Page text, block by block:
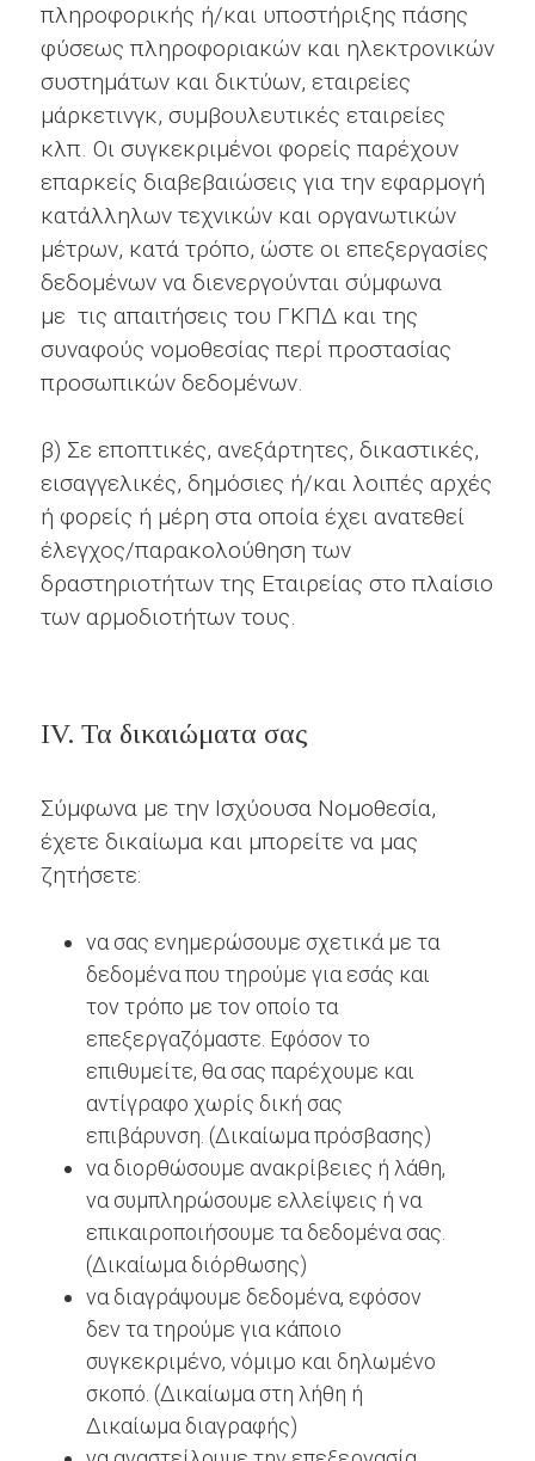
πληροφορικής ή/και υποστήριξης πάσης
φύσεως πληροφοριακών και ηλεκτρονικών
συστημάτων και δικτύων, εταιρείες
μάρκετινγκ, συμβουλευτικές εταιρείες
κλπ. Οι συγκεκριμένοι φορείς παρέχουν
επαρκείς διαβεβαιώσεις για την εφαρμογή
κατάλληλων τεχνικών και οργανωτικών
μέτρων, κατά τρόπο, ώστε οι επεξεργασίες
δεδομένων να διενεργούνται σύμφωνα
με τις απαιτήσεις του ΓΚΠΔ και της
συναφούς νομοθεσίας περί προστασίας
προσωπικών δεδομένων.
β) Σε εποπτικές, ανεξάρτητες, δικαστικές,
εισαγγελικές, δημόσιες ή/και λοιπές αρχές
ή φορείς ή μέρη στα οποία έχει ανατεθεί
έλεγχος/παρακολούθηση των
δραστηριοτήτων της Εταιρείας στο πλαίσιο
των αρμοδιοτήτων τους.
ΙV. Τα δικαιώματα σας
Σύμφωνα με την Ισχύουσα Νομοθεσία,
έχετε δικαίωμα και μπορείτε να μας
ζητήσετε:
να σας ενημερώσουμε σχετικά με τα
δεδομένα που τηρούμε για εσάς και
τον τρόπο με τον οποίο τα
επεξεργαζόμαστε. Εφόσον το
επιθυμείτε, θα σας παρέχουμε και
αντίγραφο χωρίς δική σας
επιβάρυνση. (Δικαίωμα πρόσβασης)
να διορθώσουμε ανακρίβειες ή λάθη,
να συμπληρώσουμε ελλείψεις ή να
επικαιροποιήσουμε τα δεδομένα σας.
(Δικαίωμα διόρθωσης)
να διαγράψουμε δεδομένα, εφόσον
δεν τα τηρούμε για κάποιο
συγκεκριμένο, νόμιμο και δηλωμένο
σκοπό. (Δικαίωμα στη λήθη ή
Δικαίωμα διαγραφής)